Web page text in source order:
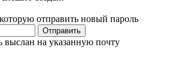
отправить новый пароль
Отправить
на указанную почту